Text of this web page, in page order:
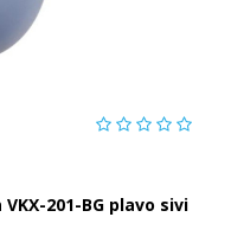
201-BG plavo sivi